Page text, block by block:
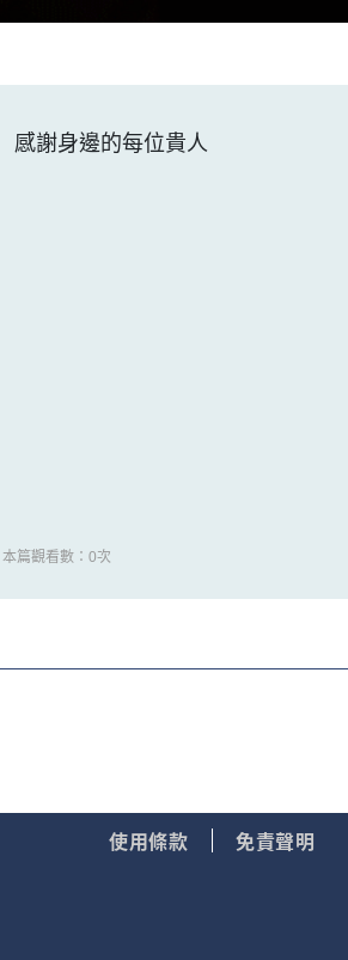
感謝身邊的每位貴人
本篇觀看數：0次
使用條款 免責聲明